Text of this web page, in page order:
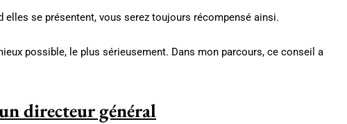
elles se présentent, vous serez toujours récompensé ainsi.
possible, le plus sérieusement. Dans mon parcours, ce conseil a
directeur général